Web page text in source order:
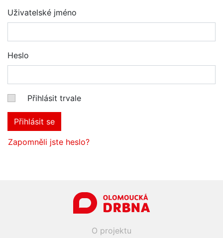
Uživatelské jméno
Heslo
Přihlásit trvale
Přihlásit se
Zapomněli jste heslo?
O projektu